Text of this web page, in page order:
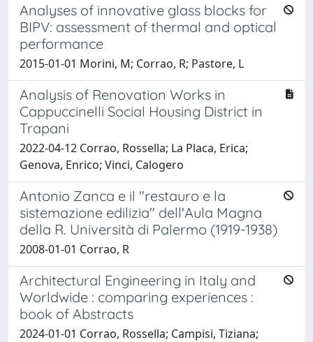
Analyses of innovative glass blocks for
BIPV: assessment of thermal and optical
performance
2015-01-01 Morini, M; Corrao, R; Pastore, L
Analysis of Renovation Works in
Cappuccinelli Social Housing District in
Trapani
2022-04-12 Corrao, Rossella; La Placa, Erica;
Genova, Enrico; Vinci, Calogero
Antonio Zanca e il "restauro e la
sistemazione edilizia" dell'Aula Magna
della R. Università di Palermo (1919-1938)
2008-01-01 Corrao, R
Architectural Engineering in Italy and
Worldwide : comparing experiences :
book of Abstracts
2024-01-01 Corrao, Rossella; Campisi, Tiziana;